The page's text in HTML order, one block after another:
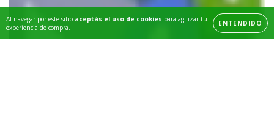
Al navegar por este sitio aceptás el uso de cookies para agilizar tu
experiencia de compra.
ENTENDIDO